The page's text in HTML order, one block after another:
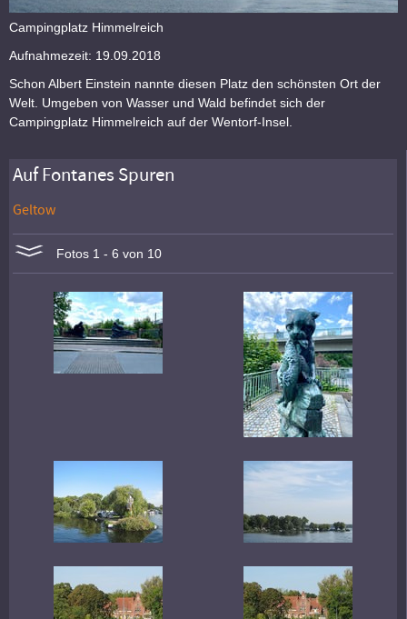
Campingplatz Himmelreich
Aufnahmezeit: 19.09.2018
Schon Albert Einstein nannte diesen Platz den schönsten Ort der
Welt. Umgeben von Wasser und Wald befindet sich der
Campingplatz Himmelreich auf der Wentorf-Insel.
Auf Fontanes Spuren
Geltow
Fotos 1 - 6 von 10